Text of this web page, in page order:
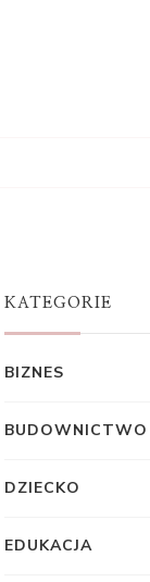
KATEGORIE
BIZNES
BUDOWNICTWO
DZIECKO
EDUKACJA